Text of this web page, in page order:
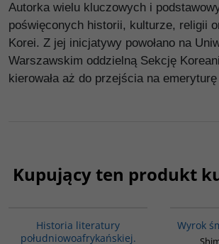
Autorka wielu kluczowych i
poświęconych historii, kulturze, religii
Korei. Z jej inicjatywy powołano na
Warszawskim oddzielną Sekcję
kierowała aż do przejścia na
Kupujący ten produkt
Historia literatury
południowoafrykańskiej.
Wyrok